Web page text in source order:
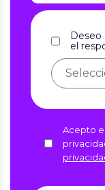
Deseo
el
Acepto